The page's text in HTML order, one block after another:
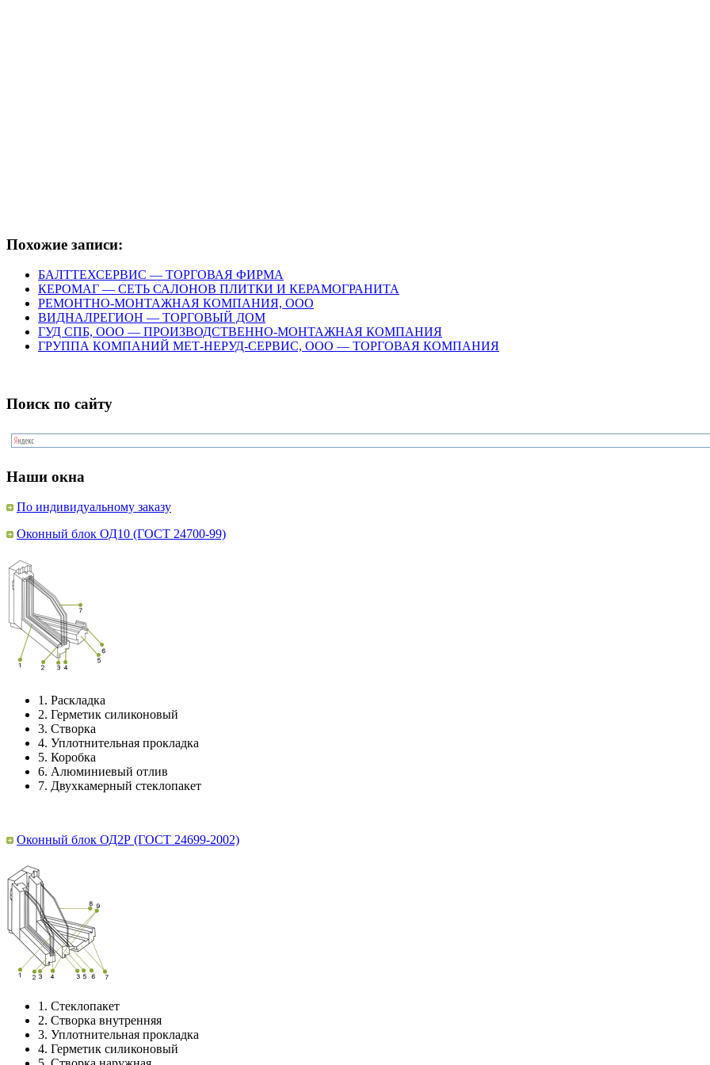
Похожие записи:
БАЛТТЕХСЕРВИС — ТОРГОВАЯ ФИРМА
КЕРОМАГ — СЕТЬ САЛОНОВ ПЛИТКИ И КЕРАМОГРАНИТА
РЕМОНТНО-МОНТАЖНАЯ КОМПАНИЯ, ООО
ВИДНАЛРЕГИОН — ТОРГОВЫЙ ДОМ
ГУД СПБ, ООО — ПРОИЗВОДСТВЕННО-МОНТАЖНАЯ КОМПАНИЯ
ГРУППА КОМПАНИЙ МЕТ-НЕРУД-СЕРВИС, ООО — ТОРГОВАЯ КОМПАНИЯ
Поиск по сайту
Наши окна
По индивидуальному заказу
Оконный блок ОД10 (ГОСТ 24700-99)
1. Раскладка
2. Герметик силиконовый
3. Створка
4. Уплотнительная прокладка
5. Коробка
6. Алюминиевый отлив
7. Двухкамерный стеклопакет
Оконный блок ОД2Р (ГОСТ 24699-2002)
1. Стеклопакет
2. Створка внутренняя
3. Уплотнительная прокладка
4. Герметик силиконовый